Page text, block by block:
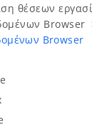
θέσεων
Browser
Browser